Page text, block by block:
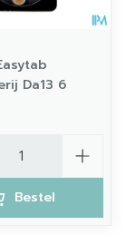
Da13 6
Bestel